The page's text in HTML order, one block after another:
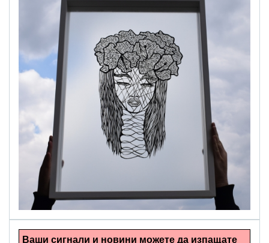
Ръчно изрязани картини
Ваши сигнали и новини можете да изпащате